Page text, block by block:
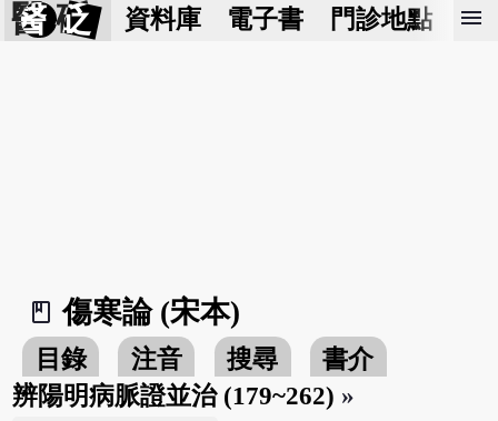
醫 砭 資料庫 電子書 門診地點 預
menu
book_2
傷寒論 (宋本)
目錄 注音 搜尋
書介
辨陽明病脈證並治 (179~262) »